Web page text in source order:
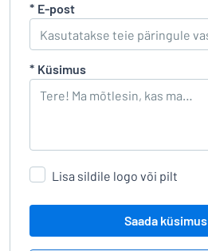
* E-post
* Küsimus
Lisa sildile logo või pilt
Saada küsimus